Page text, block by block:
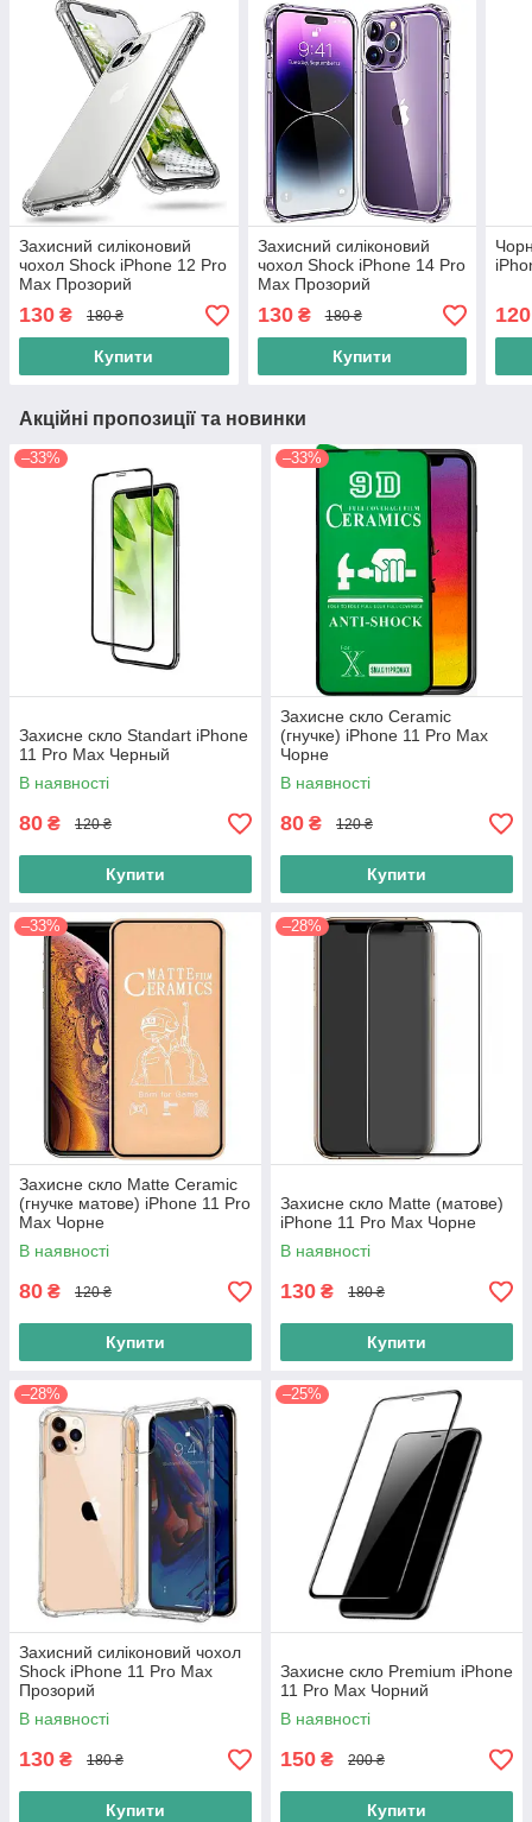
Захисний силіконовий
чохол Shock iPhone 12 Pro
Max Прозорий
130 ₴ 180 ₴
Купити
Захисний силіконовий
чохол Shock iPhone 14 Pro
Max Прозорий
130₴ 180 ₴
Купити
120
Акційні пропозиції та новинки
–33%
Захисне скло Standart iPhone
11 Pro Max Черный
В наявності
80 ₴ 120 ₴
Купити
–33%
Захисне скло Ceramic
(гнучке) iPhone 11 Pro Max
Чорне
В наявності
80 ₴ 120 ₴
Купити
–33%
Захисне скло Matte Ceramic
(гнучке матове) iPhone 11 Pro
Max Чорне
В наявності
80 ₴ 120 ₴
Купити
–28%
Захисне скло Matte (матове)
iPhone 11 Pro Max Чорне
В наявності
130 ₴ 180 ₴
Купити
–28%
Захисний силіконовий чохол
Shock iPhone 11 Pro Max
Прозорий
В наявності
130 ₴ 180 ₴
Купити
–25%
Захисне скло Premium iPhone
11 Pro Max Чорний
В наявності
150 ₴ 200 ₴
Купити